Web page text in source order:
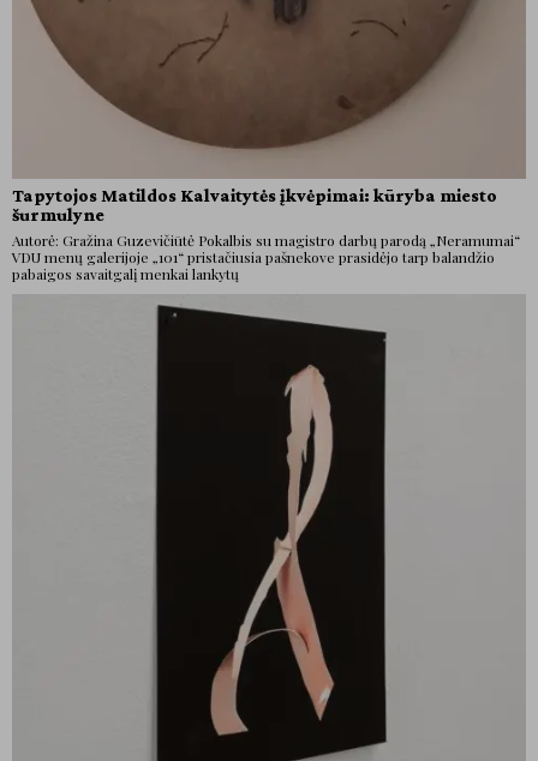
Tapytojos Matildos Kalvaitytės įkvėpimai: kūryba miesto
šurmulyne
Autorė: Gražina Guzevičiūtė Pokalbis su magistro darbų parodą „Neramumai“
VDU menų galerijoje „101“ pristačiusia pašnekove prasidėjo tarp balandžio
pabaigos savaitgalį menkai lankytų